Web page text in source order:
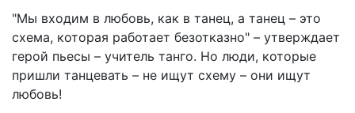
"Мы входим в любовь, как в танец, а танец – это
схема, которая работает безотказно" – утверждает
герой пьесы – учитель танго. Но люди, которые
пришли танцевать – не ищут схему – они ищут
любовь!